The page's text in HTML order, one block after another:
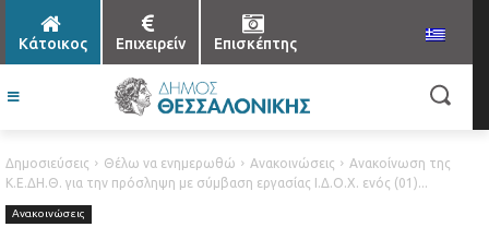
Κάτοικος Επιχειρείν Επισκέπτης
Δημοσιεύσεις Θέλω να ενημερωθώ Ανακοινώσεις
Ανακοίνωση της
Κ.Ε.ΔΗ.Θ. για την πρόσληψη με σύμβαση εργασίας Ι.Δ.Ο.Χ. ενός (01)...
Ανακοινώσεις